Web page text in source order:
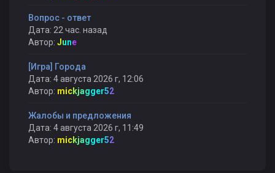
Вопрос - ответ
Дата: 22 час. назад
Автор: June
[Игра] Города
Дата: 4 августа 2026 г, 12:06
Автор: mickjagger52
Жалобы и предложения
Дата: 4 августа 2026 г, 11:49
Автор: mickjagger52